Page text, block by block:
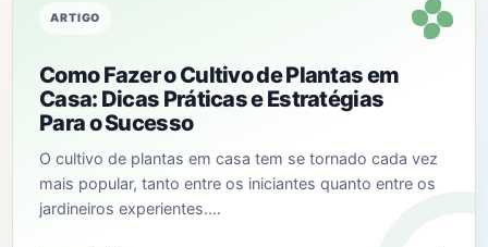
ARTIGO
Como Fazer o Cultivo de Plantas em
Casa: Dicas Práticas e Estratégias
Para o Sucesso
O cultivo de plantas em casa tem se tornado cada vez
mais popular, tanto entre os iniciantes quanto entre os
jardineiros experientes.…